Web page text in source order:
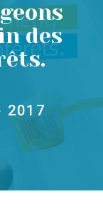
des
2017